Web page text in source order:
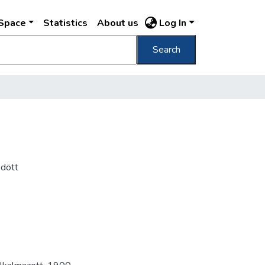
Statistics About us Log In
Search